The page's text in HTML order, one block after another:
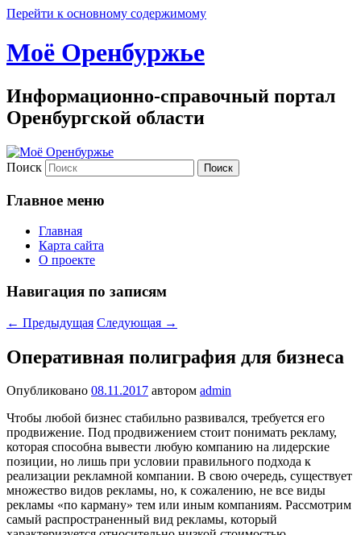
Перейти к основному содержимому
Моё Оренбуржье
Информационно-справочный портал
Оренбургской области
Поиск
Главное меню
Главная
Карта сайта
О проекте
Навигация по записям
← Предыдущая Следующая →
Оперативная полиграфия для бизнеса
Опубликовано 08.11.2017 автором admin
Чтобы любой бизнес стабильно развивался, требуется его
продвижение. Под продвижением стоит понимать рекламу,
которая способна вывести любую компанию на лидерские
позиции, но лишь при условии правильного подхода к
реализации рекламной компании. В свою очередь, существует
множество видов рекламы, но, к сожалению, не все виды
рекламы «по карману» тем или иным компаниям. Рассмотрим
самый распространенный вид рекламы, который